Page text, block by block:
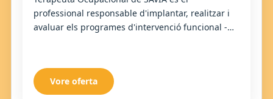
professional responsable d'implantar, realitzar i
avaluar els programes d'intervenció funcional -
Vore oferta